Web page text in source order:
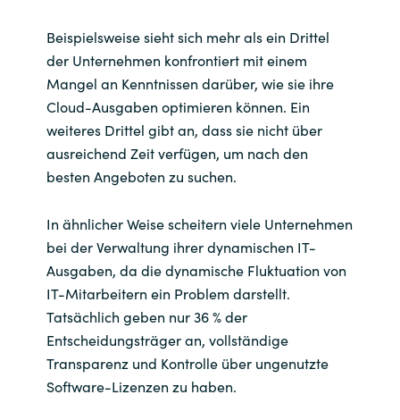
Beispielsweise sieht sich mehr als ein Drittel
der Unternehmen konfrontiert mit einem
Mangel an Kenntnissen darüber, wie sie ihre
Cloud-Ausgaben optimieren können. Ein
weiteres Drittel gibt an, dass sie nicht über
ausreichend Zeit verfügen, um nach den
besten Angeboten zu suchen.
In ähnlicher Weise scheitern viele Unternehmen
bei der Verwaltung ihrer dynamischen IT-
Ausgaben, da die dynamische Fluktuation von
IT-Mitarbeitern ein Problem darstellt.
Tatsächlich geben nur 36 % der
Entscheidungsträger an, vollständige
Transparenz und Kontrolle über ungenutzte
Software-Lizenzen zu haben.